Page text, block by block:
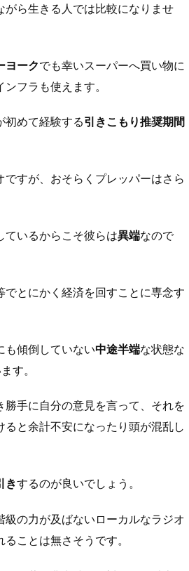
ら生きる人では比較になりませ
ヨークでも幸いスーパーへ買い物に
フラも使えます。
初めて経験する引きこもり推奨期間
すが、おそらくプレッパーはさら
ているからこそ彼らは異端なので
とにかく経済を回すことに専念す
も傾倒していない中途半端な状態な
す。
手に自分の意見を言って、それを
と余計不安になったり頭が混乱し
きするのが良いでしょう。
の力が及ばないローカルなラジオ
ことは無さそうです。